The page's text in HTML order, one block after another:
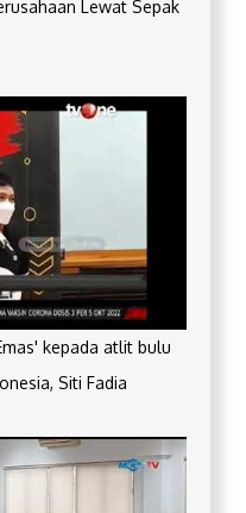
Lewat Sepak
kepada atlit bulu
Siti Fadia